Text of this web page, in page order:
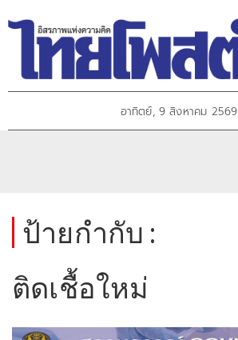
อาทิตย์, 9 สิงหาคม 2569
ป้ายกำกับ :
ติดเชื้อใหม่